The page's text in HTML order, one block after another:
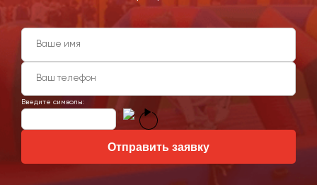
Введите символы:
Отправить заявку